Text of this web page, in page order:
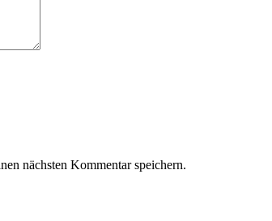
nächsten Kommentar speichern.